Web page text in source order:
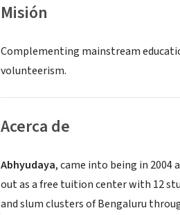
Misión
Complementing mainstream
volunteerism.
Acerca de
Abhyudaya, came into being in 2004
out as a free tuition center with 12
and slum clusters of Bengaluru